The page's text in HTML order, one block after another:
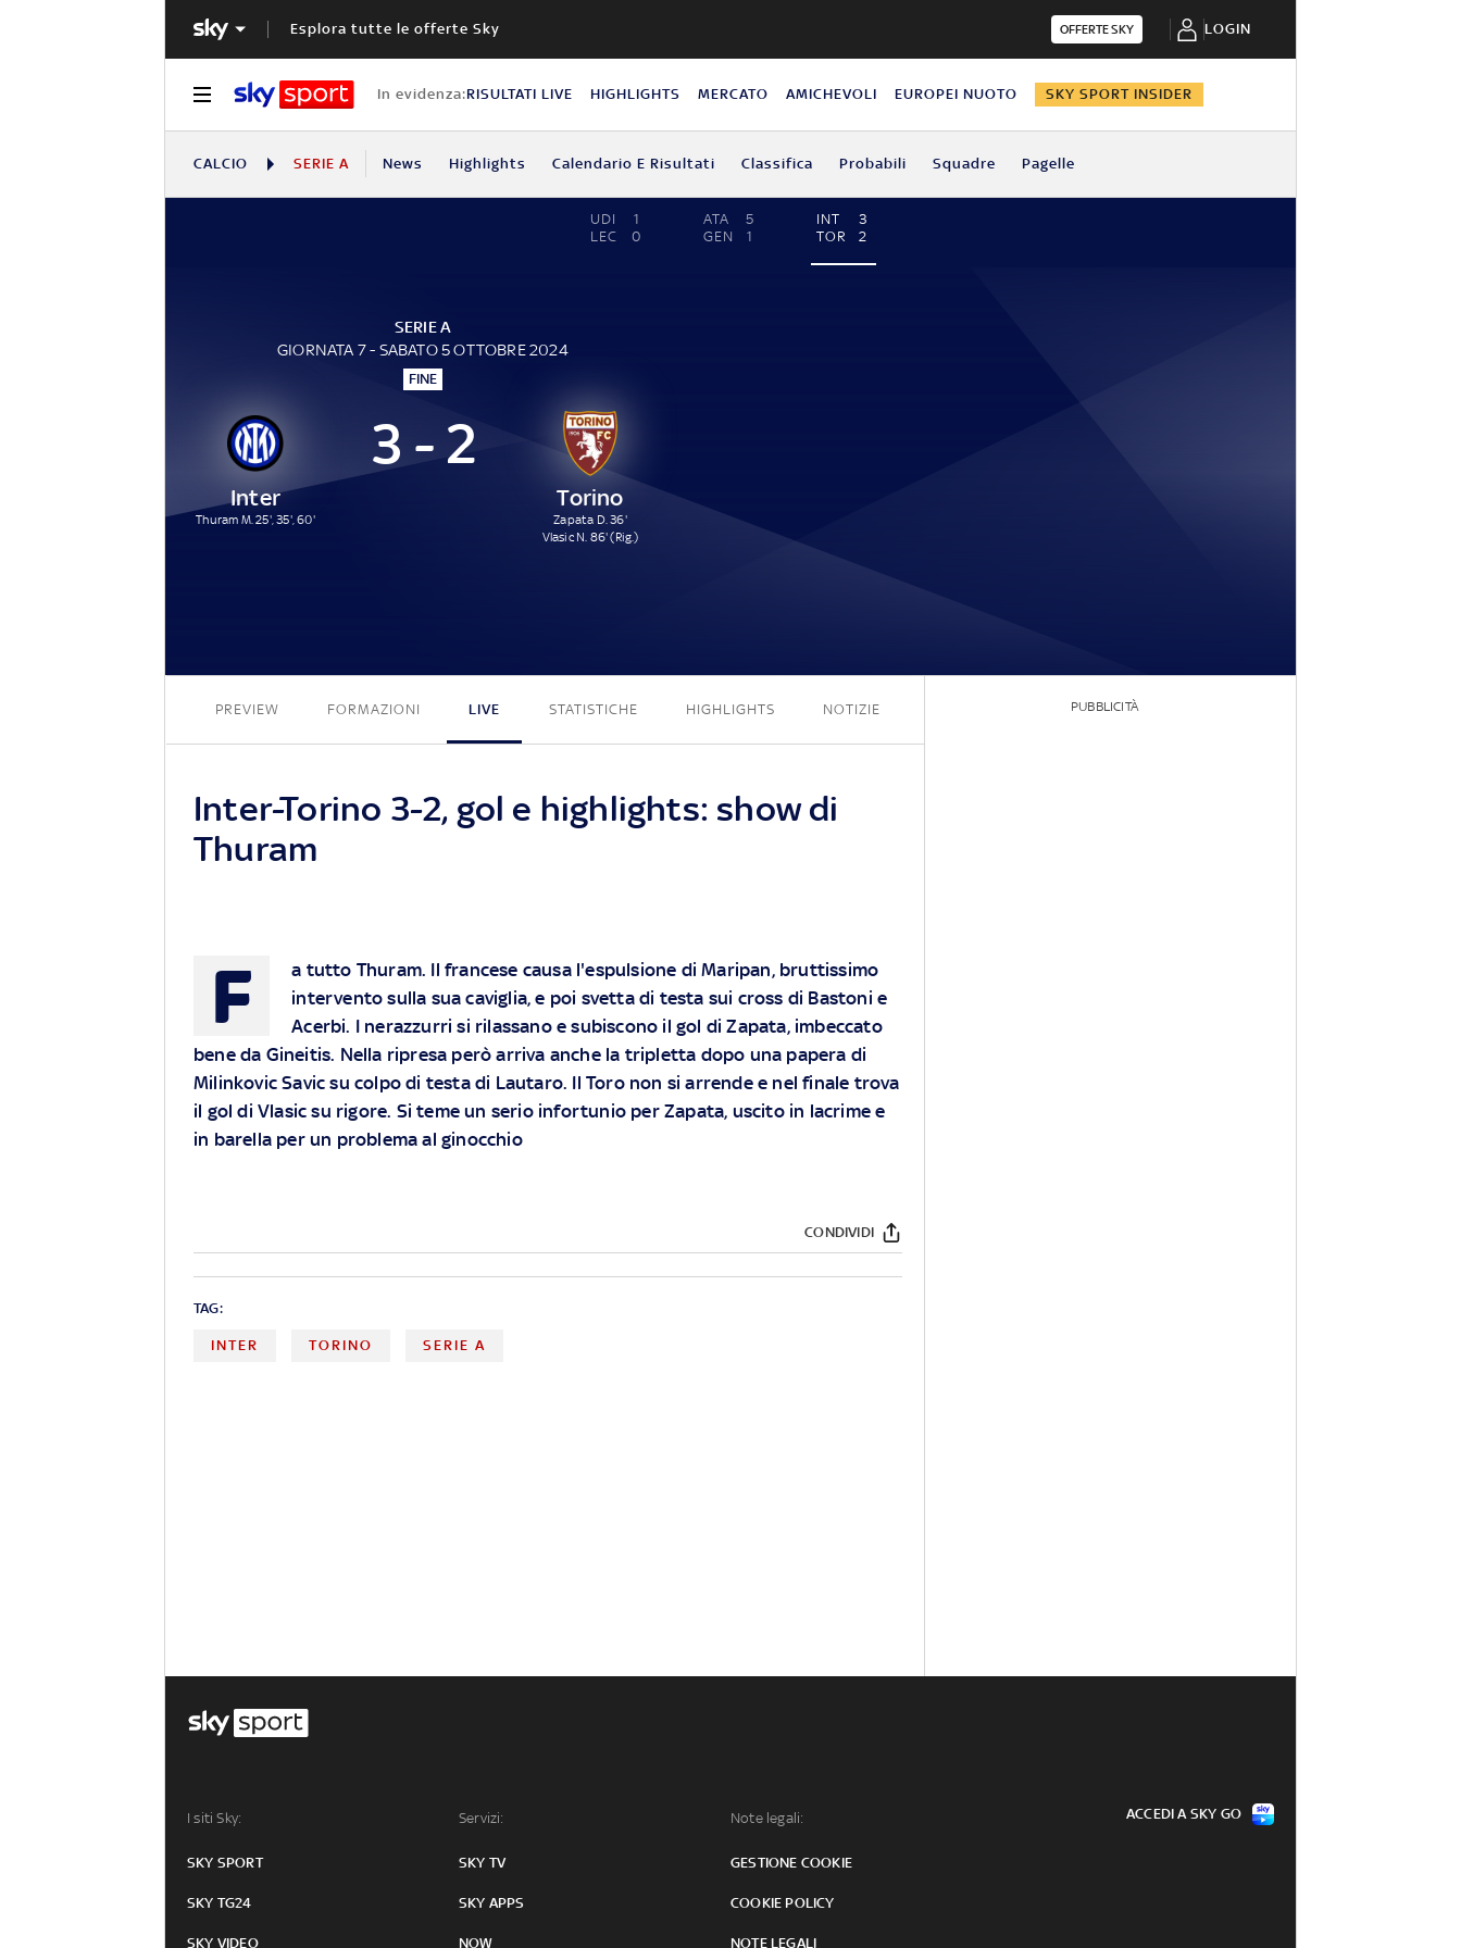
Esplora tutte le offerte Sky OFFERTE SKY LOGIN
In evidenza:RISULTATI LIVE HIGHLIGHTS MERCATO AMICHEVOLI EUROPEI NUOTO SKY SPORT INSIDER
CALCIO SERIE A News Highlights Calendario E Risultati Classifica Probabili Squadre Pagelle
UDI
1
LEC
0
ATA
5
GEN
1
INT
3
TOR
2
SERIE A
GIORNATA 7 - SABATO 5 OTTOBRE 2024
FINE
Inter
Thuram M. 25', 35', 60'
3 - 2
Torino
Zapata D. 36'
Vlasic N. 86' (Rig.)
PREVIEW FORMAZIONI LIVE STATISTICHE HIGHLIGHTS NOTIZIE
Inter-Torino 3-2, gol e highlights: show di
Thuram
F
a tutto Thuram. Il francese causa l'espulsione di Maripan, bruttissimo
intervento sulla sua caviglia, e poi svetta di testa sui cross di Bastoni e
Acerbi. I nerazzurri si rilassano e subiscono il gol di Zapata, imbeccato
bene da Gineitis. Nella ripresa però arriva anche la tripletta dopo una papera di
Milinkovic Savic su colpo di testa di Lautaro. Il Toro non si arrende e nel finale trova
il gol di Vlasic su rigore. Si teme un serio infortunio per Zapata, uscito in lacrime e
in barella per un problema al ginocchio
CONDIVIDI
TAG:
INTER TORINO SERIE A
PUBBLICITÀ
I siti Sky:
SKY SPORT
SKY TG24
SKY VIDEO
Servizi:
SKY TV
SKY APPS
NOW
Note legali:
GESTIONE COOKIE
COOKIE POLICY
NOTE LEGALI
ACCEDI A SKY GO